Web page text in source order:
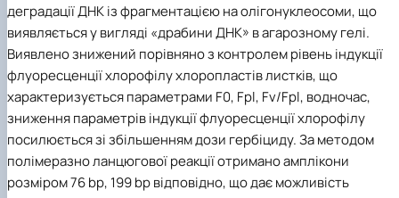
деградації ДНК із фрагментацією на олігонуклеосоми, що
виявляється у вигляді «драбини ДНК» в агарозному гелі.
Виявлено знижений порівняно з контролем рівень індукції
флуоресценції хлорофілу хлоропластів листків, що
характеризується параметрами F0, Fpl, Fv/Fpl, водночас,
зниження параметрів індукції флуоресценції хлорофілу
посилюється зі збільшенням дози гербіциду. За методом
полімеразно ланцюгової реакції отримано амплікони
розміром 76 bp, 199 bp відповідно, що дає можливість